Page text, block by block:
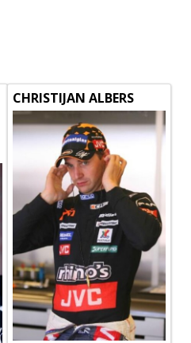
CHRISTIJAN ALBERS